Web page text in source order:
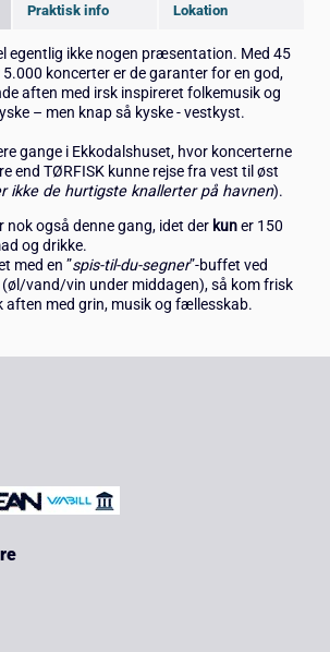
Praktisk info Lokation
egentlig ikke nogen præsentation. Med 45
koncerter er de garanter for en god,
aften med irsk inspireret folkemusik og
– men knap så kyske - vestkyst.
gange i Ekkodalshuset, hvor koncerterne
end TØRFISK kunne rejse fra vest til øst
ikke de hurtigste knallerter på havnen).
nok også denne gang, idet der kuner 150
og drikke.
med en ”spis-til-du-segner”-buffet ved
vand/vin under middagen), så kom frisk
aften med grin, musik og fællesskab.